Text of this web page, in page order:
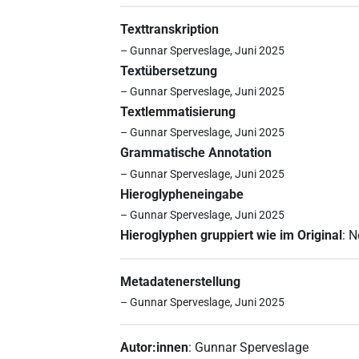
Texttranskription
– Gunnar Sperveslage, Juni 2025
Textübersetzung
– Gunnar Sperveslage, Juni 2025
Textlemmatisierung
– Gunnar Sperveslage, Juni 2025
Grammatische Annotation
– Gunnar Sperveslage, Juni 2025
Hieroglypheneingabe
– Gunnar Sperveslage, Juni 2025
Hieroglyphen gruppiert wie im Original :
Metadatenerstellung
– Gunnar Sperveslage, Juni 2025
Autor:innen: Gunnar Sperveslage